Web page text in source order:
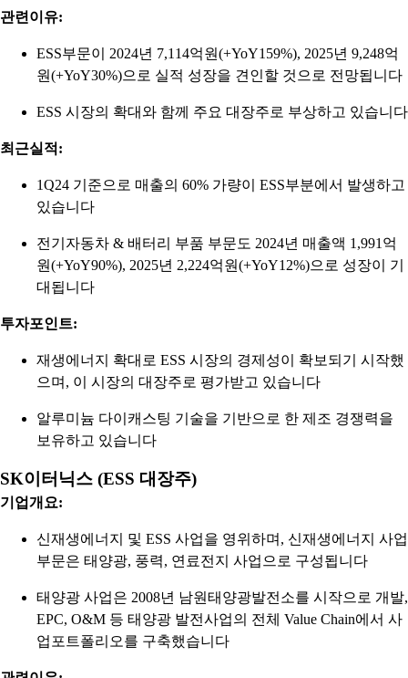
관련이유:
ESS부문이 2024년 7,114억원(+YoY159%), 2025년 9,248억
원(+YoY30%)으로 실적 성장을 견인할 것으로 전망됩니다
ESS 시장의 확대와 함께 주요 대장주로 부상하고 있습니다
최근실적:
1Q24 기준으로 매출의 60% 가량이 ESS부분에서 발생하고
있습니다
전기자동차 & 배터리 부품 부문도 2024년 매출액 1,991억
원(+YoY90%), 2025년 2,224억원(+YoY12%)으로 성장이 기
대됩니다
투자포인트:
재생에너지 확대로 ESS 시장의 경제성이 확보되기 시작했
으며, 이 시장의 대장주로 평가받고 있습니다
알루미늄 다이캐스팅 기술을 기반으로 한 제조 경쟁력을
보유하고 있습니다
SK이터닉스 (ESS 대장주)
기업개요:
신재생에너지 및 ESS 사업을 영위하며, 신재생에너지 사업
부문은 태양광, 풍력, 연료전지 사업으로 구성됩니다
태양광 사업은 2008년 남원태양광발전소를 시작으로 개발,
EPC, O&M 등 태양광 발전사업의 전체 Value Chain에서 사
업포트폴리오를 구축했습니다